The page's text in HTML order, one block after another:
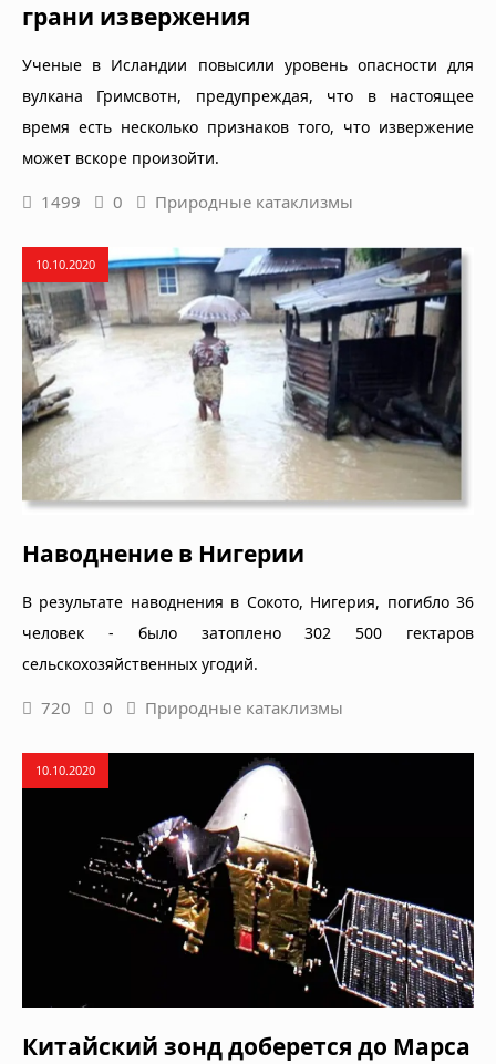
грани извержения
Ученые в Исландии повысили уровень опасности для
вулкана Гримсвотн, предупреждая, что в настоящее
время есть несколько признаков того, что извержение
может вскоре произойти.
1499 0 Природные катаклизмы
10.10.2020
Наводнение в Нигерии
В результате наводнения в Сокото, Нигерия, погибло 36
человек - было затоплено 302 500 гектаров
сельскохозяйственных угодий.
720 0 Природные катаклизмы
10.10.2020
Китайский зонд доберется до Марса